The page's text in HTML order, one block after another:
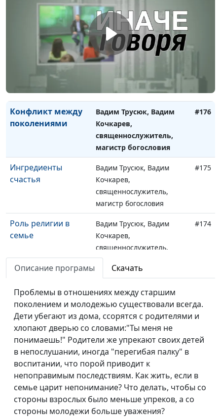
управлению
Навыки влияния на
Вадим Трусюк, Руслан
Ларин, бизнес-практик,
коуч предпринимателей и
управленцев, директор по
корпоративному
управлению
Конфликт между
поколениями
Вадим Трусюк, Вадим
Кочкарев,
священнослужитель,
магистр богословия
#176
Ингредиенты
счастья
Вадим Трусюк, Вадим
Кочкарев,
священнослужитель,
магистр богословия
#175
Роль религии в
семье
Вадим Трусюк, Вадим
Кочкарев,
священнослужитель,
магистр богословия
#174
человека
Вадим Трусюк, Вадим
Кочкарев,
священнослужитель,
магистр богословия
#173
Территория риска
Жуков,
священнослужитель
#172
Кто твой друг?
Вадим Трусюк, Павел
Жуков,
священнослужитель
#171
Описание програмы Скачать
Проблемы в отношениях между старшим
поколением и молодежью существовали всегда.
Дети убегают из дома, ссорятся с родителями и
хлопают дверью со словами:"Ты меня не
понимаешь!" Родители же упрекают своих детей
в непослушании, иногда "перегибая палку" в
воспитании, что порой приводит к
непоправимым последствиям. Как жить, если в
семье царит непонимание? Что делать, чтобы со
стороны взрослых было меньше упреков, а со
стороны молодежи больше уважения?